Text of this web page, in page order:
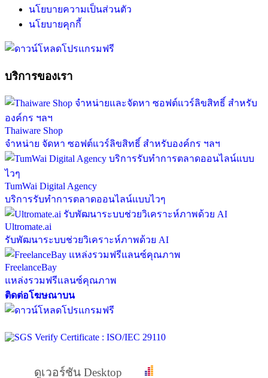
นโยบายความเป็นส่วนตัว
นโยบายคุกกี้
บริการของเรา
Thaiware Shop
จำหน่าย จัดหา ซอฟต์แวร์ลิขสิทธิ์ สำหรับองค์กร ฯลฯ
TumWai Digital Agency
บริการรับทำการตลาดออนไลน์แบบไวๆ
Ultromate.ai
รับพัฒนาระบบช่วยวิเคราะห์ภาพด้วย AI
FreelanceBay
แหล่งรวมฟรีแลนซ์คุณภาพ
ติดต่อโฆษณาบน
ดูเวอร์ชัน Desktop